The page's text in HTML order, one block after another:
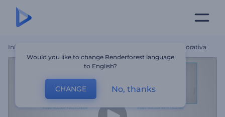
Início Kit De Ferramentas - Apresentação Corporativa
Would you like to change Renderforest language
to English?
CHANGE No, thanks